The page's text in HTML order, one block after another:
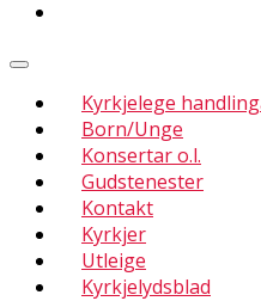
Kyrkjelege
Born/Unge
Konsertar o.l.
Gudstenester
Kontakt
Kyrkjer
Utleige
Kyrkjelydsblad